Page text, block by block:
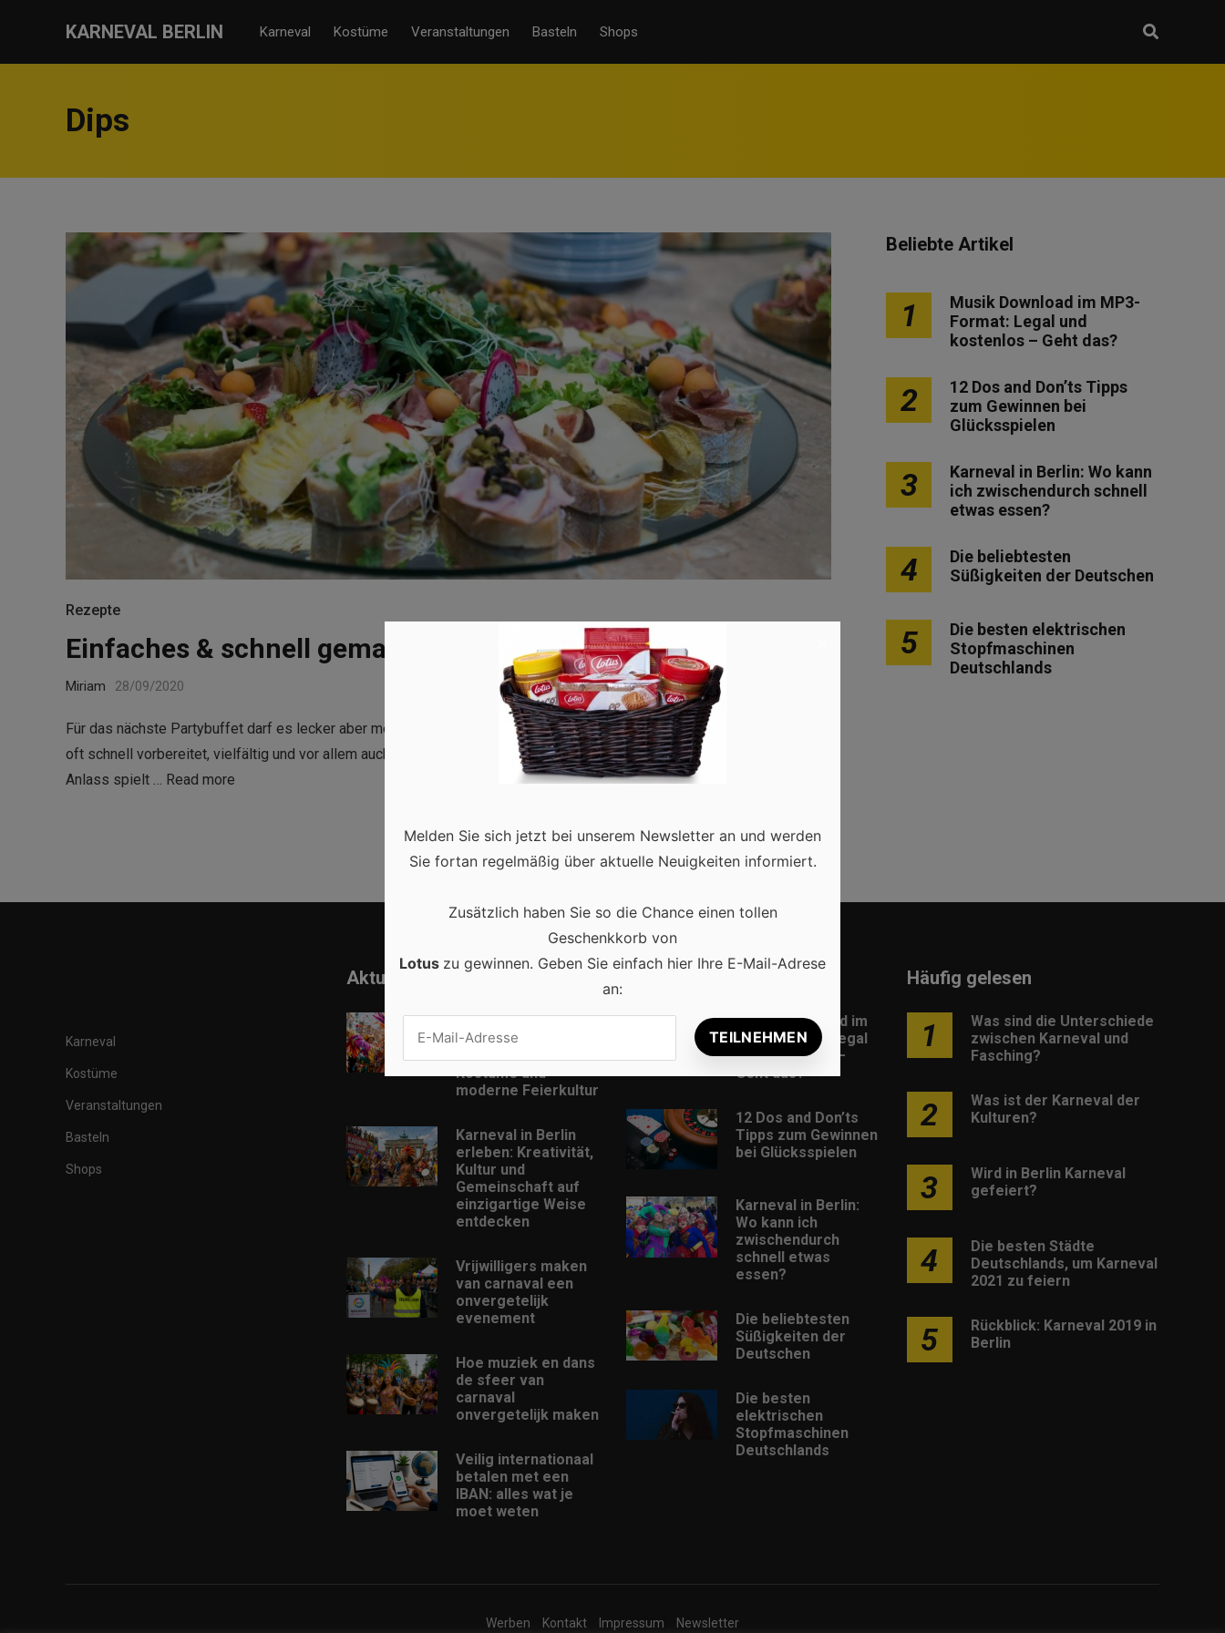
KARNEVAL BERLIN Karneval Kostüme Veranstaltungen Basteln Shops
Dips
Rezepte
Einfaches & schnell gemachtes Fingerfood 0
Miriam 28/09/2020
Für das nächste Partybuffet darf es lecker aber möglichst wenig aufwendig sein? Wie wäre es mit Fingerfood? Das ist
oft schnell vorbereitet, vielfältig und vor allem auch in großer Menge einfach eine tolle Sache. Die Käseplatte Der
Anlass spielt … Read more
Beliebte Artikel
1
Musik Download im MP3-
Format: Legal und
kostenlos – Geht das?
2
12 Dos and Don’ts Tipps
zum Gewinnen bei
Glücksspielen
3
Karneval in Berlin: Wo kann
ich zwischendurch schnell
etwas essen?
4
Die beliebtesten
Süßigkeiten der Deutschen
5
Die besten elektrischen
Stopfmaschinen
Deutschlands
Karneval
Kostüme
Veranstaltungen
Basteln
Shops
Aktuell
Karneval in
Deutschland:
Kostüme und
moderne Feierkultur
Karneval in Berlin
erleben: Kreativität,
Kultur und
Gemeinschaft auf
einzigartige Weise
entdecken
Vrijwilligers maken
van carnaval een
onvergetelijk
evenement
Hoe muziek en dans
de sfeer van
carnaval
onvergetelijk maken
Veilig internationaal
betalen met een
IBAN: alles wat je
moet weten
Musik Download im
MP3-Format: Legal
und kostenlos –
Geht das?
12 Dos and Don’ts
Tipps zum Gewinnen
bei Glücksspielen
Karneval in Berlin:
Wo kann ich
zwischendurch
schnell etwas
essen?
Die beliebtesten
Süßigkeiten der
Deutschen
Die besten
elektrischen
Stopfmaschinen
Deutschlands
Häufig gelesen
1
Was sind die Unterschiede
zwischen Karneval und
Fasching?
2
Was ist der Karneval der
Kulturen?
3
Wird in Berlin Karneval
gefeiert?
4
Die besten Städte
Deutschlands, um Karneval
2021 zu feiern
5
Rückblick: Karneval 2019 in
Berlin
Werben Kontakt Impressum Newsletter
Melden Sie sich jetzt bei unserem Newsletter an und werden
Sie fortan regelmäßig über aktuelle Neuigkeiten informiert.
Zusätzlich haben Sie so die Chance einen tollen
Geschenkkorb von
Lotus zu gewinnen. Geben Sie einfach hier Ihre E-Mail-Adrese
an: